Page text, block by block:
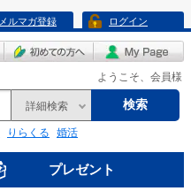
メルマガ登録 ログイン
ようこそ、会員様
詳細検索 検索
りらくる 婚活
プレゼント